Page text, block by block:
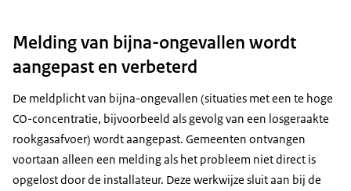
Melding van bijna-ongevallen wordt
aangepast en verbeterd
De meldplicht van bijna-ongevallen (situaties met een te hoge
CO-concentratie, bijvoorbeeld als gevolg van een losgeraakte
rookgasafvoer) wordt aangepast. Gemeenten ontvangen
voortaan alleen een melding als het probleem niet direct is
opgelost door de installateur. Deze werkwijze sluit aan bij de